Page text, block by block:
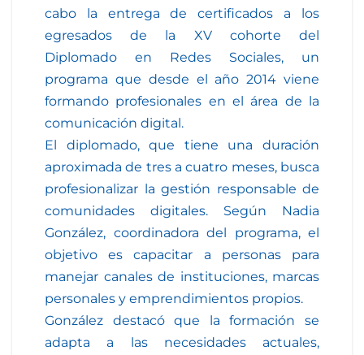
cabo la entrega de certificados a los
egresados de la XV cohorte del
Diplomado en Redes Sociales, un
programa que desde el año 2014 viene
formando profesionales en el área de la
comunicación digital.
El diplomado, que tiene una duración
aproximada de tres a cuatro meses, busca
profesionalizar la gestión responsable de
comunidades digitales. Según Nadia
González, coordinadora del programa, el
objetivo es capacitar a personas para
manejar canales de instituciones, marcas
personales y emprendimientos propios.
González destacó que la formación se
adapta a las necesidades actuales,